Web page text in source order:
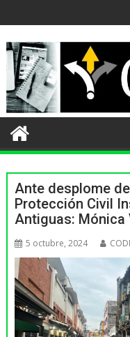
al
contenido
NOTICIAS
Ante desplome
Protección Civil
Antiguas: Mónica
5 octubre, 2024